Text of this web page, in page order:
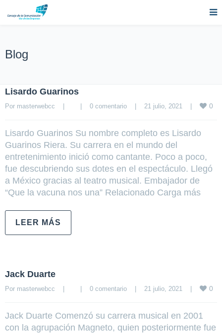
Blog
Lisardo Guarinos
Por masterwebcc 0 comentario 21 julio, 2021 0
Lisardo Guarinos Su nombre completo es Lisardo
Guarinos Riera. Su carrera en el mundo del
entretenimiento inició como cantante. Poco a poco,
fue descubriendo sus dotes en el espectáculo. Llegó
a México gracias al teatro musical. Embajador de
“Que la vacuna nos una” Relacionado Carga más
LEER MÁS
Jack Duarte
Por masterwebcc 0 comentario 21 julio, 2021 0
Jack Duarte Comenzó su carrera musical en 2001
con la agrupación Magneto, quien posteriormente fue